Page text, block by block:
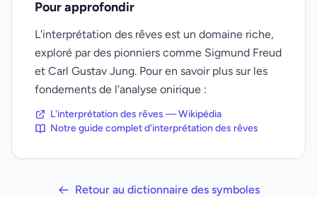
Pour approfondir
L'interprétation des rêves est un domaine riche,
exploré par des pionniers comme Sigmund Freud
et Carl Gustav Jung. Pour en savoir plus sur les
fondements de l'analyse onirique :
L'interprétation des rêves — Wikipédia
Notre guide complet d'interprétation des rêves
Retour au dictionnaire des symboles